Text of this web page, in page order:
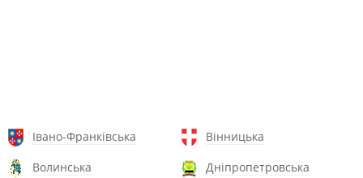
Івано-Франківська
Вінницька
Волинська
Дніпропетровська